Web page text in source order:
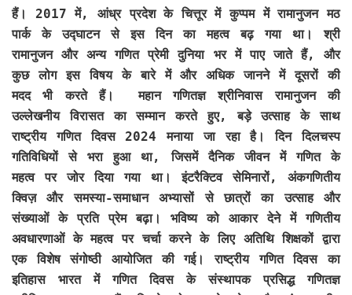
हैं। 2017 में, आंध्र प्रदेश के चित्तूर में कुप्पम में रामानुजन मठ
पार्क के उद्घाटन से इस दिन का महत्व बढ़ गया था। श्री
रामानुजन और अन्य गणित प्रेमी दुनिया भर में पाए जाते हैं, और
कुछ लोग इस विषय के बारे में और अधिक जानने में दूसरों की
मदद भी करते हैं। महान गणितज्ञ श्रीनिवास रामानुजन की
उल्लेखनीय विरासत का सम्मान करते हुए, बड़े उत्साह के साथ
राष्ट्रीय गणित दिवस 2024 मनाया जा रहा है। दिन दिलचस्प
गतिविधियों से भरा हुआ था, जिसमें दैनिक जीवन में गणित के
महत्व पर जोर दिया गया था। इंटरैक्टिव सेमिनारों, अंकगणितीय
क्विज़ और समस्या-समाधान अभ्यासों से छात्रों का उत्साह और
संख्याओं के प्रति प्रेम बढ़ा। भविष्य को आकार देने में गणितीय
अवधारणाओं के महत्व पर चर्चा करने के लिए अतिथि शिक्षकों द्वारा
एक विशेष संगोष्ठी आयोजित की गई। राष्ट्रीय गणित दिवस का
इतिहास भारत में गणित दिवस के संस्थापक प्रसिद्ध गणितज्ञ